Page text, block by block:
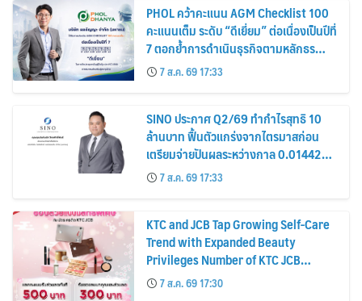
PHOL คว้าคะแนน AGM Checklist 100
คะแนนเต็ม ระดับ “ดีเยี่ยม” ต่อเนื่องเป็นปีที่
7 ตอกย้ำการดำเนินธุรกิจตามหลักธร
รมาภิบาล โปร่งใส สร้างความเชื่อมั่นผู้ถือ
หุ้น
7 ส.ค. 69 17:33
SINO ประกาศ Q2/69 ทำกำไรสุทธิ 10
ล้านบาท ฟื้นตัวแกร่งจากไตรมาสก่อน
เตรียมจ่ายปันผลระหว่างกาล 0.014423
บาทต่อหุ้น ครึ่งปีหลังมุ่งเติบโตต่อเนื่อง
7 ส.ค. 69 17:33
KTC and JCB Tap Growing Self-Care
Trend with Expanded Beauty
Privileges Number of KTC JCB
Cardmembers Spending on
Cosmetics Rises 26%
7 ส.ค. 69 17:30